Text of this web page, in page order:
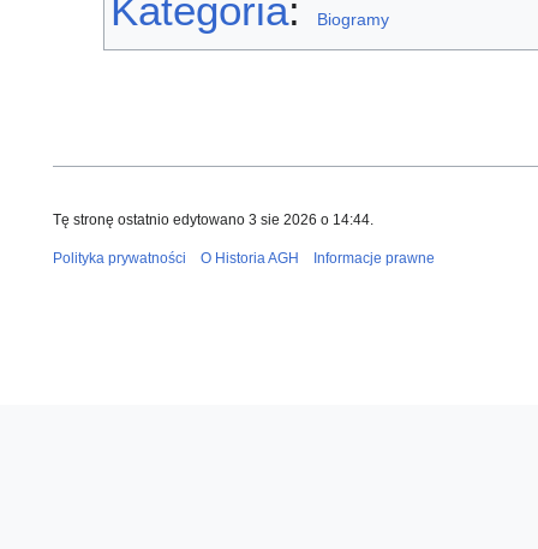
Kategoria: Biogramy
Tę stronę ostatnio edytowano 3 sie 2026 o 14:44.
Polityka prywatności O Historia AGH Informacje prawne